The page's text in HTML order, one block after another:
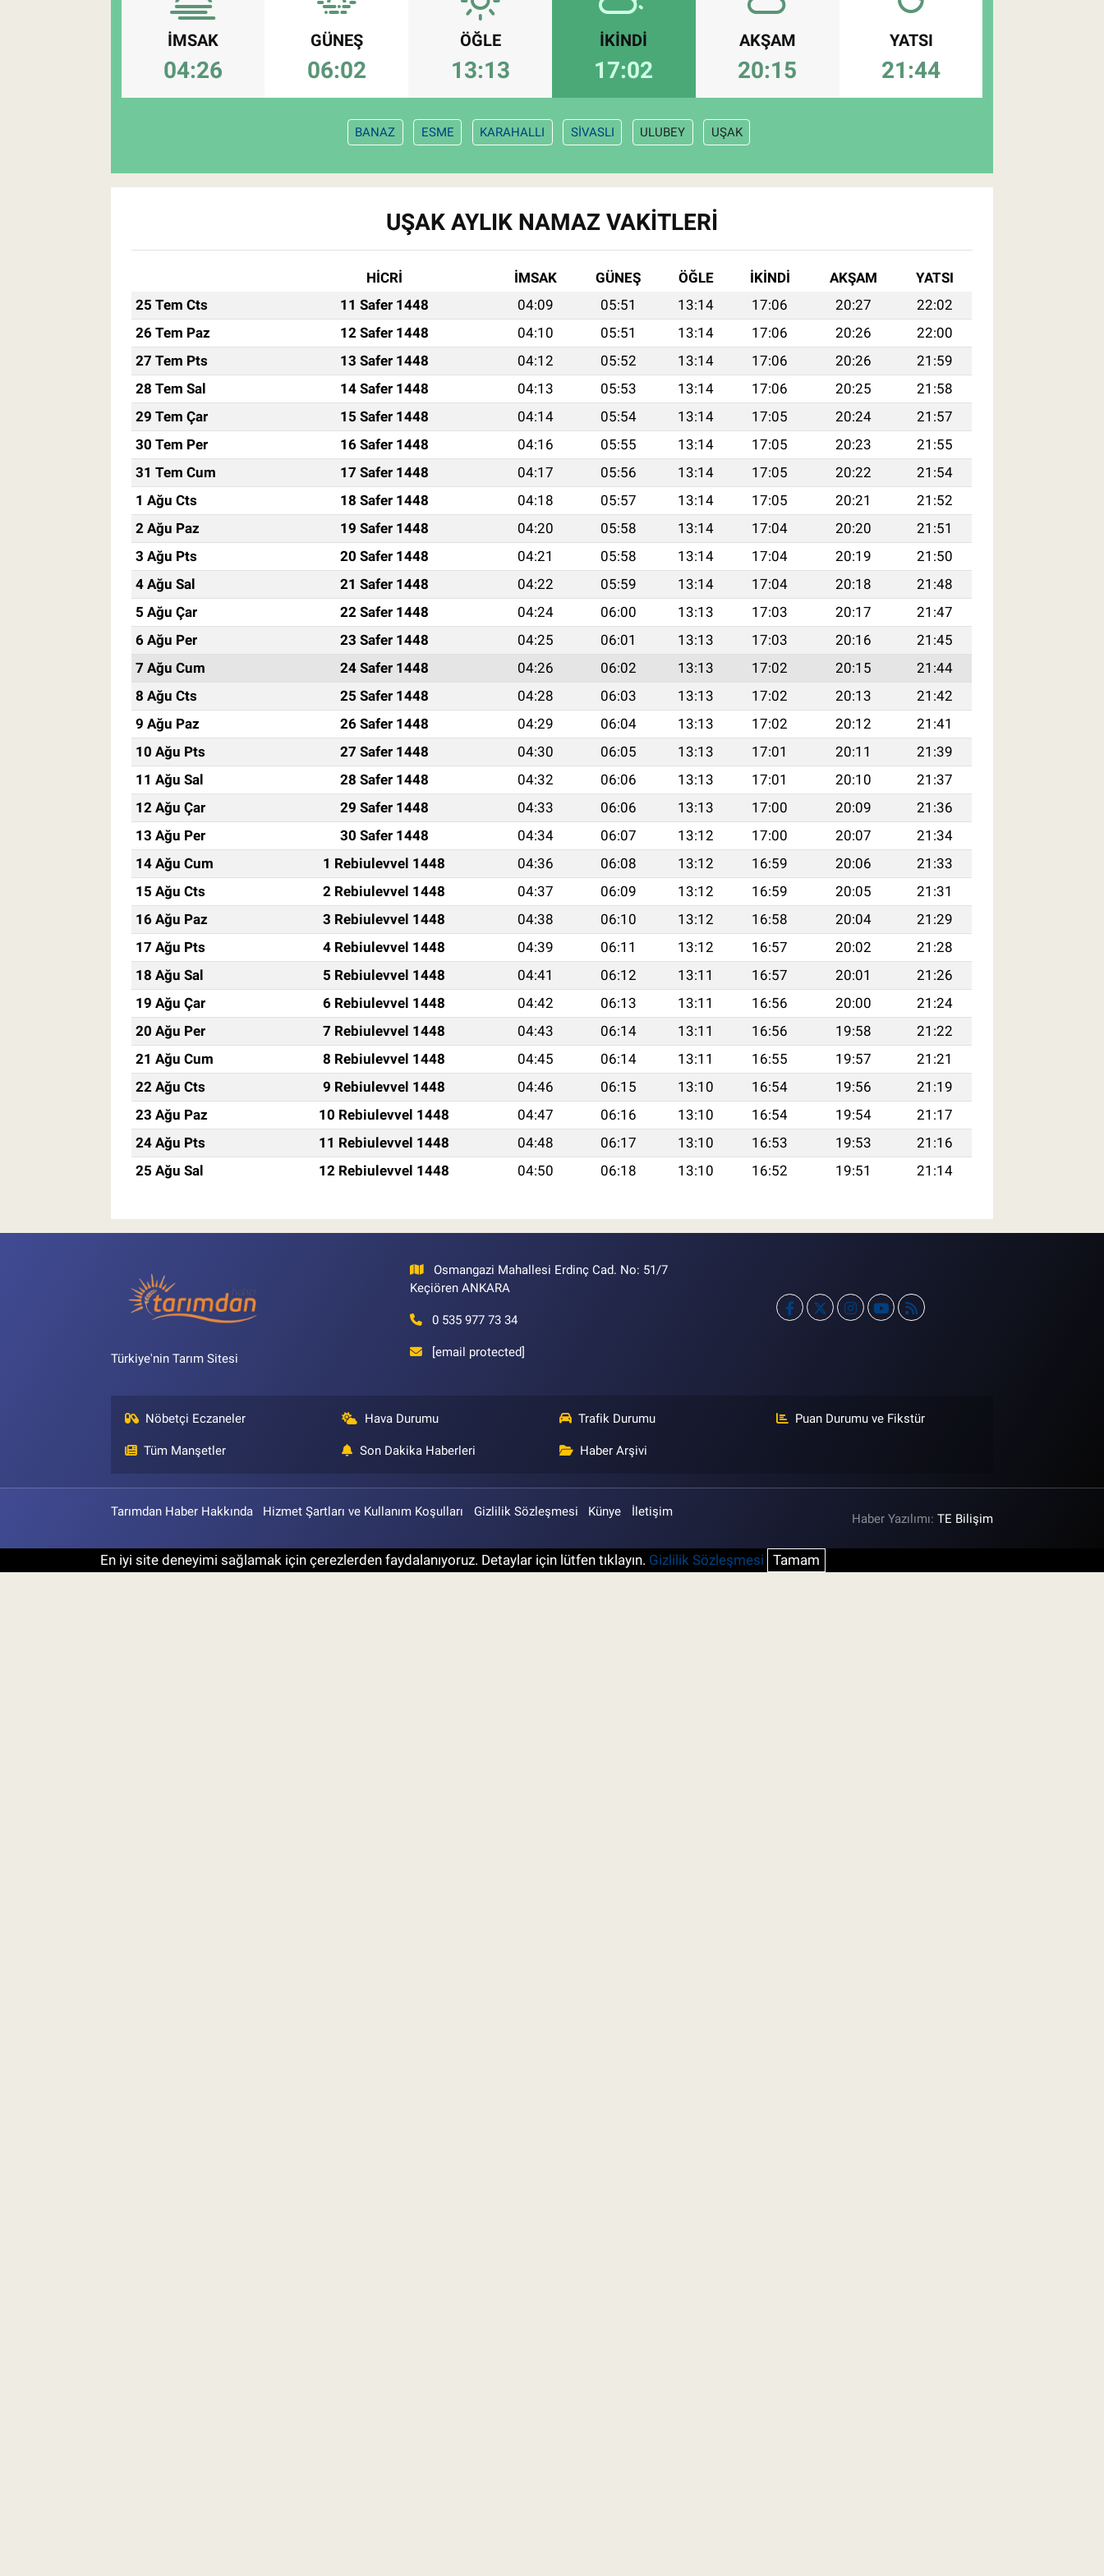
İMSAK
04:26
GÜNEŞ
06:02
ÖĞLE
13:13
İKINDI
17:02
AKŞAM
20:15
YATSI
21:44
BANAZ ESME KARAHALLI SİVASLI ULUBEY UŞAK
UŞAK AYLIK NAMAZ VAKITLERI
HİCRİ İMSAK GÜNEŞ ÖĞLE İKINDI AKŞAM
YATSI
25 Tem Cts
11 Safer 1448 04:09 05:51 13:14 17:06 20:27
22:02
26 Tem Paz
12 Safer 1448 04:10 05:51 13:14 17:06 20:26
22:00
27 Tem Pts
13 Safer 1448 04:12 05:52 13:14 17:06 20:26
21:59
28 Tem Sal
14 Safer 1448 04:13 05:53 13:14 17:06 20:25
21:58
29 Tem Çar
15 Safer 1448 04:14 05:54 13:14 17:05 20:24
21:57
30 Tem Per
16 Safer 1448 04:16 05:55 13:14 17:05 20:23
21:55
31 Tem Cum
17 Safer 1448 04:17 05:56 13:14 17:05 20:22
21:54
1 Ağu Cts
18 Safer 1448 04:18 05:57 13:14 17:05 20:21
21:52
2 Ağu Paz
19 Safer 1448 04:20 05:58 13:14 17:04 20:20
21:51
3 Ağu Pts
20 Safer 1448 04:21 05:58 13:14 17:04 20:19
21:50
4 Ağu Sal
21 Safer 1448 04:22 05:59 13:14 17:04 20:18
21:48
5 Ağu Çar
22 Safer 1448 04:24 06:00 13:13 17:03 20:17
21:47
6 Ağu Per
23 Safer 1448 04:25 06:01 13:13 17:03 20:16
21:45
7 Ağu Cum
24 Safer 1448 04:26 06:02 13:13 17:02 20:15
21:44
8 Ağu Cts
25 Safer 1448 04:28 06:03 13:13 17:02 20:13
21:42
9 Ağu Paz
26 Safer 1448 04:29 06:04 13:13 17:02 20:12
21:41
10 Ağu Pts
27 Safer 1448 04:30 06:05 13:13 17:01 20:11
21:39
11 Ağu Sal
28 Safer 1448 04:32 06:06 13:13 17:01 20:10
21:37
12 Ağu Çar
29 Safer 1448 04:33 06:06 13:13 17:00 20:09
21:36
13 Ağu Per
30 Safer 1448 04:34 06:07 13:12 17:00 20:07
21:34
14 Ağu Cum
1 Rebiulevvel 1448 04:36 06:08 13:12 16:59 20:06
21:33
15 Ağu Cts
2 Rebiulevvel 1448 04:37 06:09 13:12 16:59 20:05
21:31
16 Ağu Paz
3 Rebiulevvel 1448 04:38 06:10 13:12 16:58 20:04
21:29
17 Ağu Pts
4 Rebiulevvel 1448 04:39 06:11 13:12 16:57 20:02
21:28
18 Ağu Sal
5 Rebiulevvel 1448 04:41 06:12 13:11 16:57 20:01
21:26
19 Ağu Çar
6 Rebiulevvel 1448 04:42 06:13 13:11 16:56 20:00
21:24
20 Ağu Per
7 Rebiulevvel 1448 04:43 06:14 13:11 16:56 19:58
21:22
21 Ağu Cum
8 Rebiulevvel 1448 04:45 06:14 13:11 16:55 19:57
21:21
22 Ağu Cts
9 Rebiulevvel 1448 04:46 06:15 13:10 16:54 19:56
21:19
23 Ağu Paz
10 Rebiulevvel 1448 04:47 06:16 13:10 16:54 19:54
21:17
24 Ağu Pts
11 Rebiulevvel 1448 04:48 06:17 13:10 16:53 19:53
21:16
25 Ağu Sal
12 Rebiulevvel 1448 04:50 06:18 13:10 16:52 19:51 21:14
Türkiye'nin Tarım Sitesi
Osmangazi Mahallesi Erdinç Cad. No: 51/7
Keçiören ANKARA
0 535 977 73 34
[email protected]
Nöbetçi Eczaneler Hava Durumu Trafik Durumu Puan Durumu ve Fikstür
Tüm Manşetler Son Dakika Haberleri Haber Arşivi
Tarımdan Haber Hakkında Hizmet Şartları ve Kullanım Koşulları Gizlilik Sözleşmesi Künye İletişim Haber Yazılımı:TE Bilişim
En iyi site deneyimi sağlamak için çerezlerden faydalanıyoruz. Detaylar için lütfen tıklayın. Gizlilik Sözleşmesi Tamam
Tahıllar ve Baklagiller